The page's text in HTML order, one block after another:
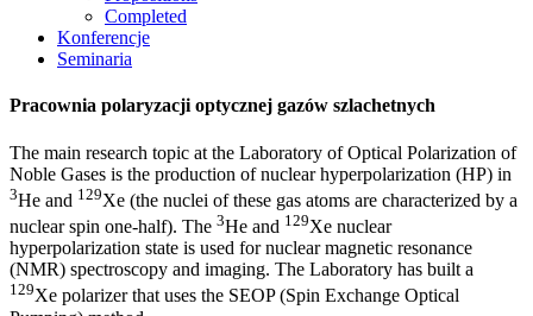
Completed
Konferencje
Seminaria
Pracownia polaryzacji optycznej gazów szlachetnych
The main research topic at the Laboratory of Optical Polarization of
Noble Gases is the production of nuclear hyperpolarization (HP) in
3He and 129Xe (the nuclei of these gas atoms are characterized by a
nuclear spin one-half). The 3He and 129Xe nuclear
hyperpolarization state is used for nuclear magnetic resonance
(NMR) spectroscopy and imaging. The Laboratory has built a
129Xe polarizer that uses the SEOP (Spin Exchange Optical